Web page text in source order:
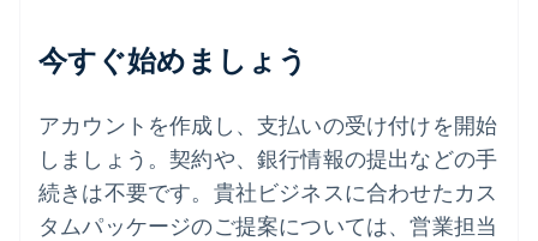
今すぐ始めましょう
アカウントを作成し、支払いの受け付けを開始
しましょう。契約や、銀行情報の提出などの手
続きは不要です。貴社ビジネスに合わせたカス
タムパッケージのご提案については、営業担当
ドイツ
ニュージーランド
English
ノルウェー
English
ハンガリー
English